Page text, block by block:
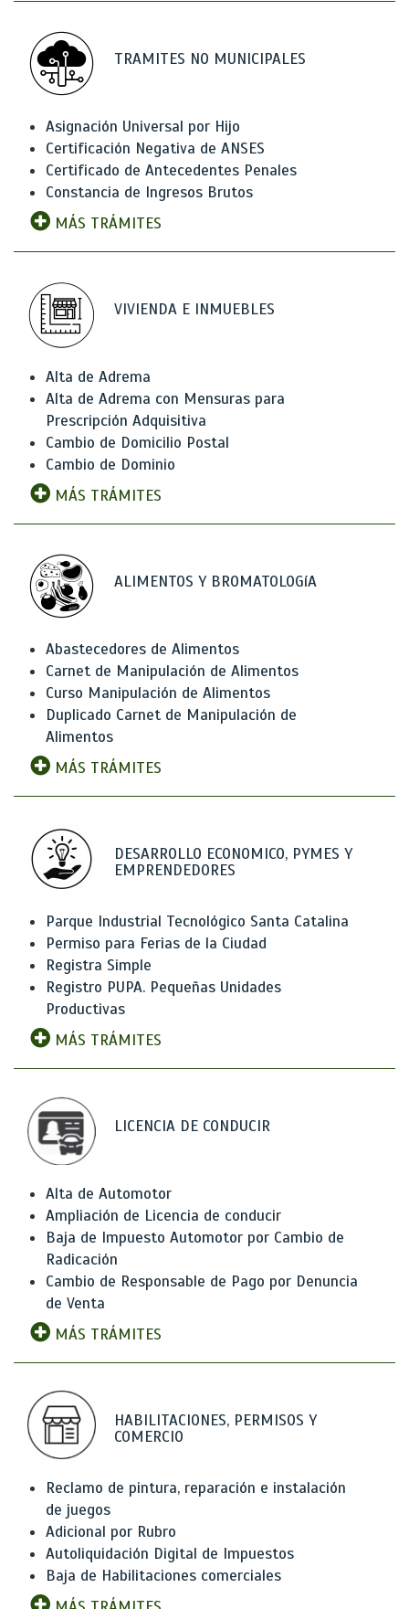
TRAMITES NO MUNICIPALES
Asignación Universal por Hijo
Certificación Negativa de ANSES
Certificado de Antecedentes Penales
Constancia de Ingresos Brutos
MÁS TRÁMITES
VIVIENDA E INMUEBLES
Alta de Adrema
Alta de Adrema con Mensuras para
Prescripción Adquisitiva
Cambio de Domicilio Postal
Cambio de Dominio
MÁS TRÁMITES
ALIMENTOS Y BROMATOLOGíA
Abastecedores de Alimentos
Carnet de Manipulación de Alimentos
Curso Manipulación de Alimentos
Duplicado Carnet de Manipulación de
Alimentos
MÁS TRÁMITES
DESARROLLO ECONOMICO, PYMES Y
EMPRENDEDORES
Parque Industrial Tecnológico Santa Catalina
Permiso para Ferias de la Ciudad
Registra Simple
Registro PUPA. Pequeñas Unidades
Productivas
MÁS TRÁMITES
LICENCIA DE CONDUCIR
Alta de Automotor
Ampliación de Licencia de conducir
Baja de Impuesto Automotor por Cambio de
Radicación
Cambio de Responsable de Pago por Denuncia
de Venta
MÁS TRÁMITES
HABILITACIONES, PERMISOS Y
COMERCIO
Reclamo de pintura, reparación e instalación
de juegos
Adicional por Rubro
Autoliquidación Digital de Impuestos
Baja de Habilitaciones comerciales